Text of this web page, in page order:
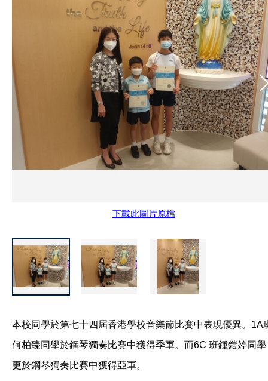
下載此圖片原檔
本校同學於第七十四屆香港學校音樂節比賽中表現優異。1A
何柏臻同學於鋼琴獨奏比賽中獲得季軍。而6C 班鍾鎧婷同學
更於鋼琴獨奏比賽中獲得亞軍。